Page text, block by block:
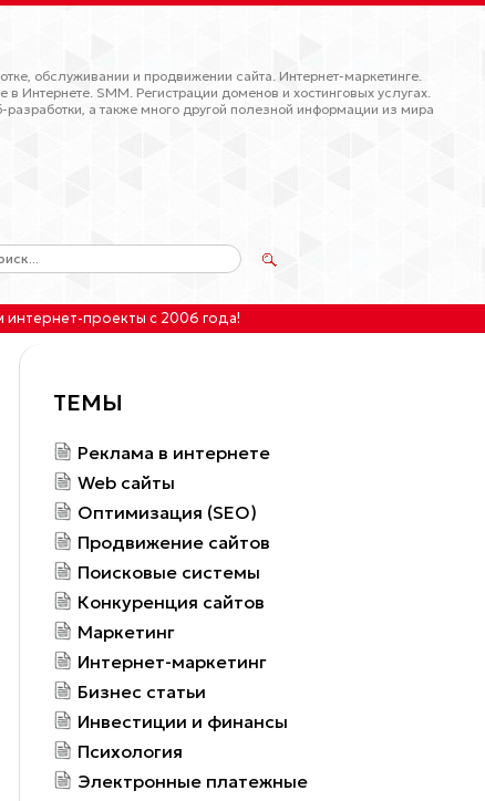
обслуживании и продвижении сайта. Интернет-маркетинге.
Интернете. SMM. Регистрации доменов и хостинговых услугах.
а также много другой полезной информации из мира
интернет-проекты с 2006 года!
ТЕМЫ
Реклама в интернете
Web сайты
Оптимизация (SEO)
Продвижение сайтов
Поисковые системы
Конкуренция сайтов
Маркетинг
Интернет-маркетинг
Бизнес статьи
Инвестиции и финансы
Психология
Электронные платежные